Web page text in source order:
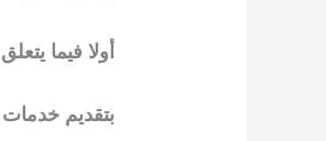
أولا فيما
بتقديم خدمات